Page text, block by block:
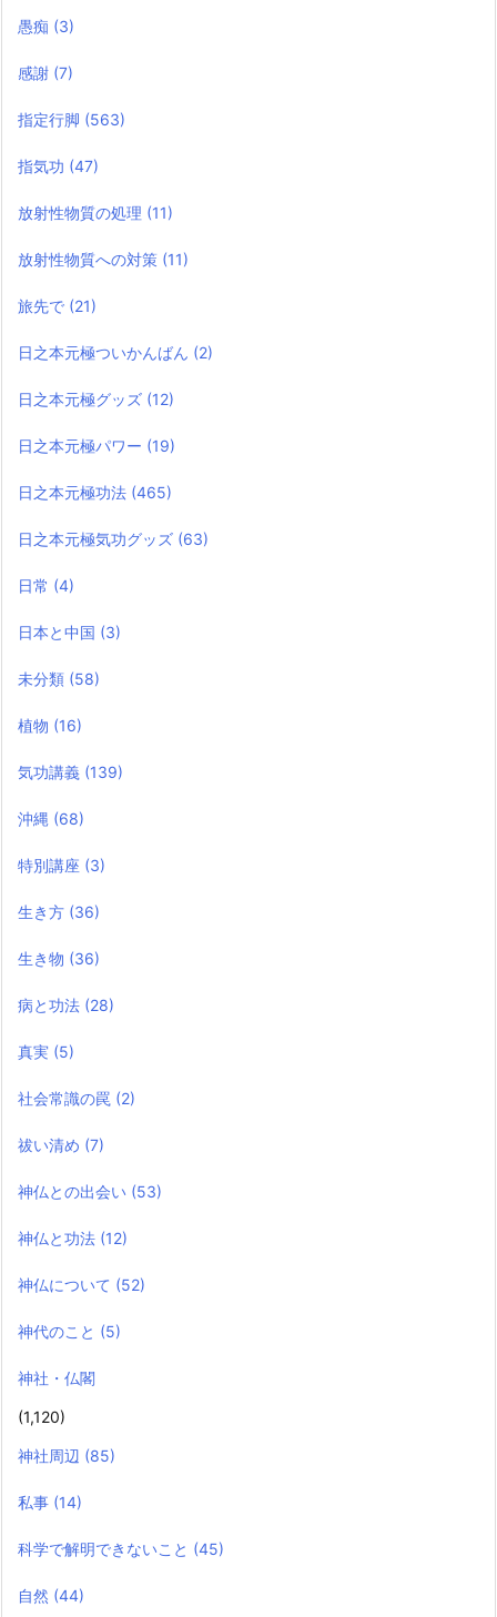
愚痴 (3)
感謝 (7)
指定行脚 (563)
指気功 (47)
放射性物質の処理 (11)
放射性物質への対策 (11)
旅先で (21)
日之本元極ついかんばん (2)
日之本元極グッズ (12)
日之本元極パワー (19)
日之本元極功法 (465)
日之本元極気功グッズ (63)
日常 (4)
日本と中国 (3)
未分類 (58)
植物 (16)
気功講義 (139)
沖縄 (68)
特別講座 (3)
生き方 (36)
生き物 (36)
病と功法 (28)
真実 (5)
社会常識の罠 (2)
祓い清め (7)
神仏との出会い (53)
神仏と功法 (12)
神仏について (52)
神代のこと (5)
神社・仏閣
(1,120)
神社周辺 (85)
私事 (14)
科学で解明できないこと (45)
自然 (44)